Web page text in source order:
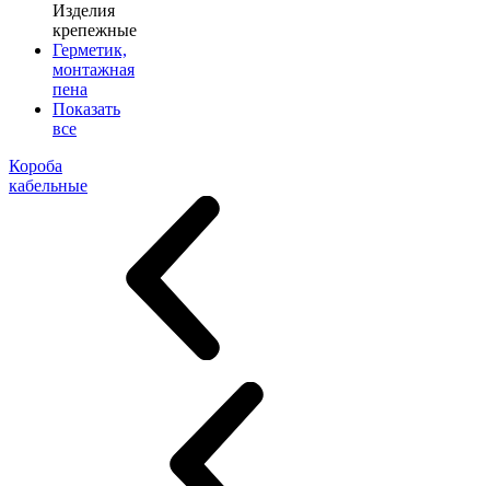
Изделия
крепежные
Герметик,
монтажная
пена
Показать
все
Короба
кабельные